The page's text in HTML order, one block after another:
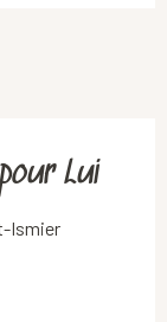
Lui
Ismier